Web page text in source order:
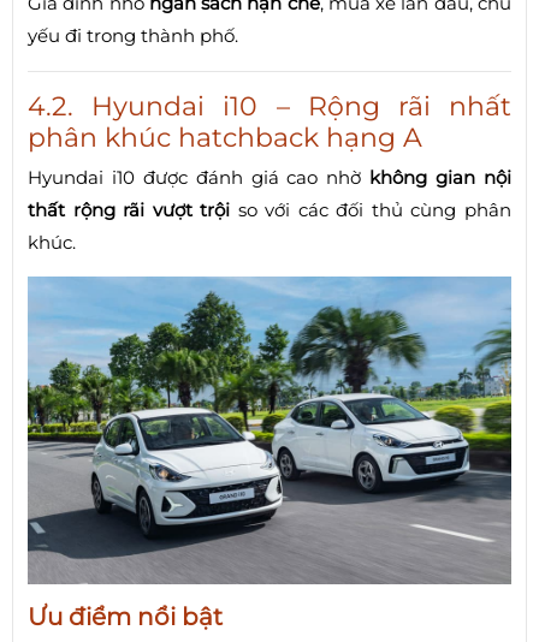
yếu đi trong thành phố.
4.2. Hyundai i10 – Rộng rãi nhất
phân khúc hatchback hạng A
Hyundai i10 được đánh giá cao nhờ không gian nội
thất rộng rãi vượt trội so với các đối thủ cùng phân
khúc.
Ưu điểm nổi bật